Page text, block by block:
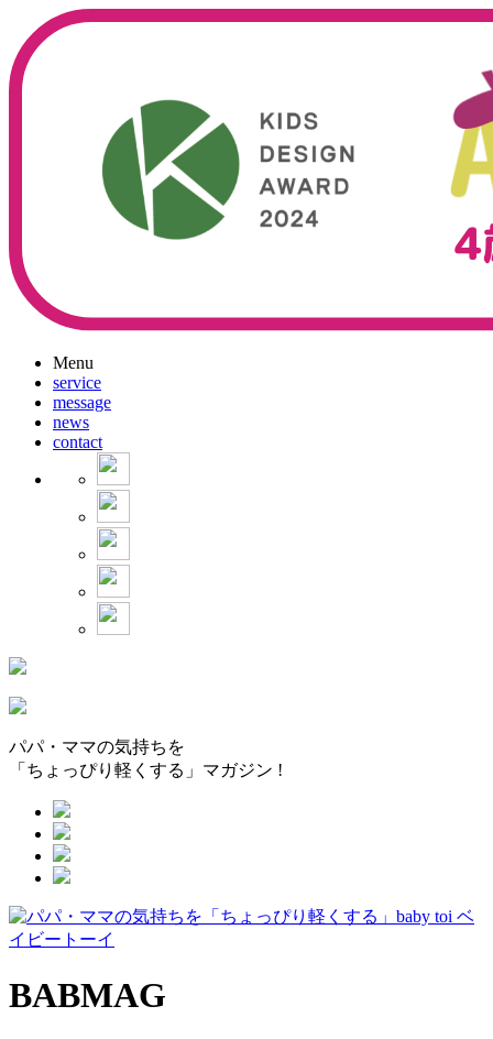
Menu
service
message
news
contact
パパ・ママの気持ちを
「ちょっぴり軽くする」マガジン !
BABMAG